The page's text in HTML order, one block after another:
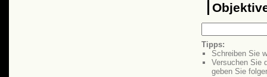
Tipps:
Schreiben Sie
Versuchen Sie
geben Sie